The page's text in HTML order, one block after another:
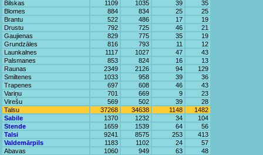
Bilskas
1109 1035 39
35
Blomes
884 834 25
25
Brantu
522 486 17
19
Drustu
792 725 46
21
Gaujienas
829 775 35
19
Grundzāles
816 793 11
12
Launkalnes
1117 1027 47
43
Palsmanes
853 824 16
13
Raunas
2349 2126 94
129
Smiltenes
1033 958 39
36
Trapenes
697 608 46
43
Variņu
701 669 9
23
Virešu
569 502 39
28
Talsu
37268 34638 1148
1482
Sabile
1370 1232 34
104
Stende
1659 1539 64
56
Talsi
9241 8575 253
413
Valdemārpils
1183 1102 24
57
Abavas
1060 949 63
48